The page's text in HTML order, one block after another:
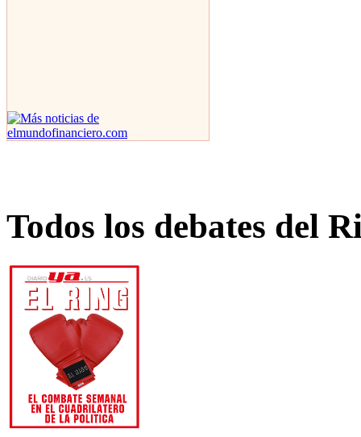
Todos los debates del